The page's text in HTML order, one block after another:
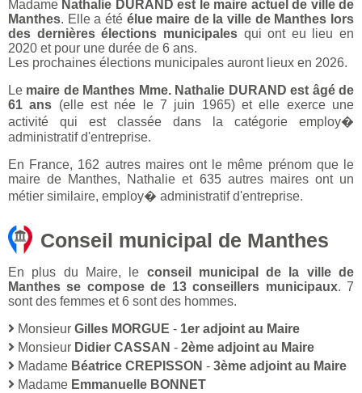
Madame Nathalie DURAND est le maire actuel de ville de
Manthes. Elle a été élue maire de la ville de Manthes lors
des dernières élections municipalesqui ont eu lieu en
2020 et pour une durée de 6 ans.
Les prochaines élections municipales auront lieux en 2026.
Le maire de Manthes Mme. Nathalie DURAND est âgé de
61 ans (elle est née le 7 juin 1965) et elle exerce une
activité qui est classée dans la catégorie employ�
administratif d'entreprise.
En France, 162 autres maires ont le même prénom que le
maire de Manthes, Nathalie et 635 autres maires ont un
métier similaire, employ� administratif d'entreprise.
Conseil municipal de Manthes
En plus du Maire, le conseil municipal de la ville de
Manthes se compose de 13 conseillers municipaux. 7
sont des femmes et 6 sont des hommes.
Monsieur Gilles MORGUE - 1er adjoint au Maire
Monsieur Didier CASSAN - 2ème adjoint au Maire
Madame Béatrice CREPISSON - 3ème adjoint au Maire
Madame Emmanuelle BONNET